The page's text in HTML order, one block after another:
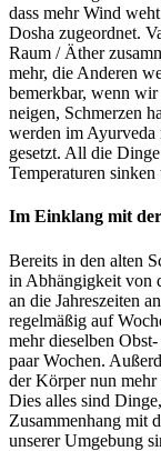
dass mehr Wind
Dosha zugeordnet.
Raum / Äther
mehr, die Anderen
bemerkbar, wenn
neigen, Schmerzen
werden im
gesetzt. All die
Temperaturen
Im Einklang mit
Bereits in den alten
in Abhängigkeit von
an die Jahreszeiten
regelmäßig auf
mehr dieselben
paar Wochen.
der Körper nun
Dies alles sind
Zusammenhang mit
unserer Umgebung